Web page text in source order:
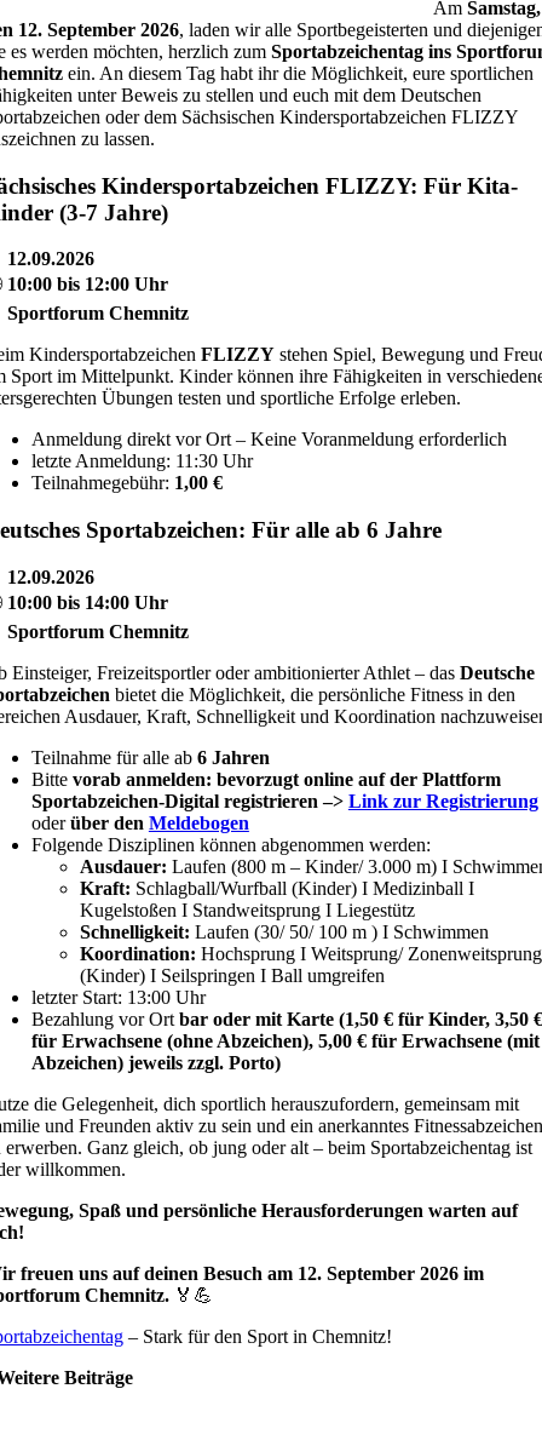
Am Samstag,
12. September 2026, laden wir alle Sportbegeisterten und
es werden möchten, herzlich zum Sportabzeichentag ins
ein. An diesem Tag habt ihr die Möglichkeit, eure sportlichen
unter Beweis zu stellen und euch mit dem Deutschen
oder dem Sächsischen Kindersportabzeichen FLIZZY
zu lassen.
Kindersportabzeichen FLIZZY: Für Kita-
(3-7 Jahre)
12.09.2026
10:00 bis 12:00 Uhr
Sportforum Chemnitz
Kindersportabzeichen FLIZZYstehen Spiel, Bewegung und
Sport im Mittelpunkt. Kinder können ihre Fähigkeiten in
Übungen testen und sportliche Erfolge erleben.
Anmeldung direkt vor Ort – Keine Voranmeldung erforderlich
letzte Anmeldung: 11:30 Uhr
Teilnahmegebühr: 1,00 €
Sportabzeichen: Für alle ab 6 Jahre
12.09.2026
10:00 bis 14:00 Uhr
Sportforum Chemnitz
Einsteiger, Freizeitsportler oder ambitionierter Athlet – das Deutsche
bietet die Möglichkeit, die persönliche Fitness in den
Ausdauer, Kraft, Schnelligkeit und Koordination
Teilnahme für alle ab 6 Jahren
Bitte vorab anmelden: bevorzugt online auf der Plattform
Sportabzeichen-Digital registrieren –> Link zur Registrierung
oderüber den Meldebogen
Folgende Disziplinen können abgenommen werden:
Ausdauer: Laufen (800 m – Kinder/ 3.000 m) I
Kraft: Schlagball/Wurfball (Kinder) I Medizinball I
Kugelstoßen I Standweitsprung I Liegestütz
Schnelligkeit: Laufen (30/ 50/ 100 m ) I Schwimmen
Koordination: Hochsprung I Weitsprung/ Zonenweitsprung
(Kinder) I Seilspringen I Ball umgreifen
letzter Start: 13:00 Uhr
Bezahlung vor Ort bar oder mit Karte (1,50 € für Kinder, 3,50 €
für Erwachsene (ohne Abzeichen), 5,00 € für Erwachsene (mit
Abzeichen) jeweils zzgl. Porto)
die Gelegenheit, dich sportlich herauszufordern, gemeinsam mit
und Freunden aktiv zu sein und ein anerkanntes Fitnessabzeichen
erwerben. Ganz gleich, ob jung oder alt – beim Sportabzeichentag ist
willkommen.
Spaß und persönliche Herausforderungen warten auf
freuen uns auf deinen Besuch am 12. September 2026 im
Chemnitz.🏅💪
– Stark für den Sport in Chemnitz!
Beiträge